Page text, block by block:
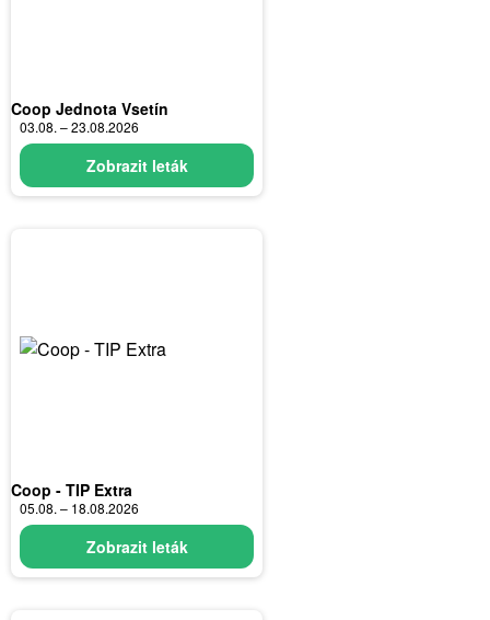
Coop Jednota Vsetín
03.08. – 23.08.2026
Zobrazit leták
Coop - TIP Extra
05.08. – 18.08.2026
Zobrazit leták